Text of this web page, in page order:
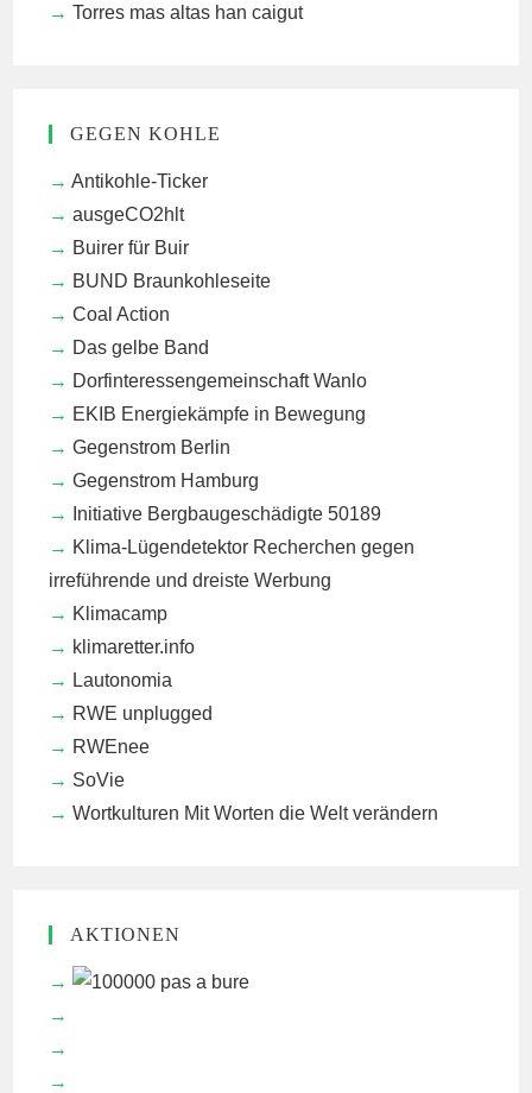
Torres mas altas han caigut
GEGEN KOHLE
Antikohle-Ticker
ausgeCO2hlt
Buirer für Buir
BUND Braunkohleseite
Coal Action
Das gelbe Band
Dorfinteressengemeinschaft Wanlo
EKIB Energiekämpfe in Bewegung
Gegenstrom Berlin
Gegenstrom Hamburg
Initiative Bergbaugeschädigte 50189
Klima-Lügendetektor Recherchen gegen
irreführende und dreiste Werbung
Klimacamp
klimaretter.info
Lautonomia
RWE unplugged
RWEnee
SoVie
Wortkulturen Mit Worten die Welt verändern
AKTIONEN